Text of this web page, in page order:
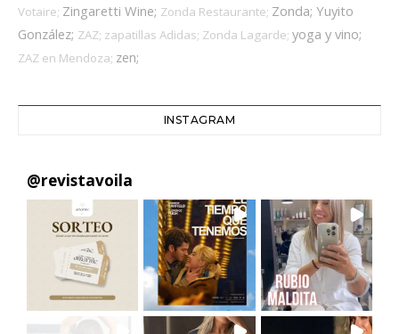
Votaire; Zingaretti Wine; Zonda Restaurante; Zonda; Yuyito
González; ZAZ; zapatillas Adidas; Zonda Lagarde; yoga y vino;
ZAZ en Mendoza; zen;
INSTAGRAM
@revistavoila